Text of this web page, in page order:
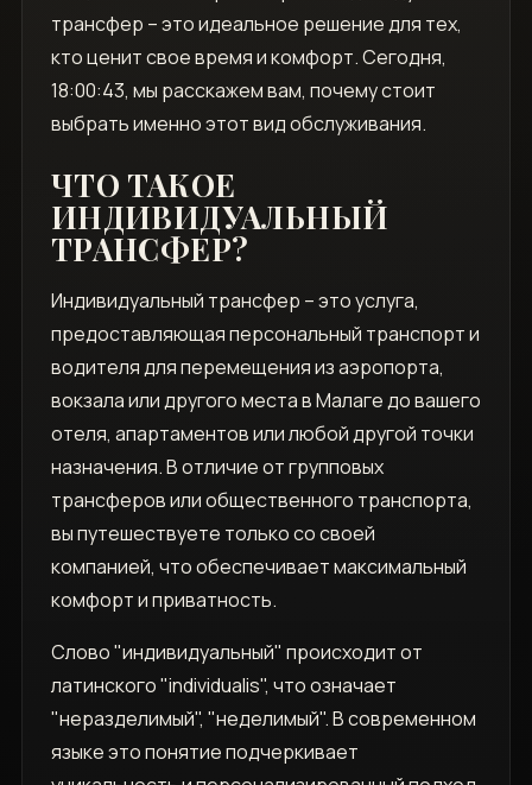
трансфер – это идеальное решение для тех,
кто ценит свое время и комфорт. Сегодня,
18:00:43, мы расскажем вам, почему стоит
выбрать именно этот вид обслуживания.
ЧТО ТАКОЕ
ИНДИВИДУАЛЬНЫЙ
ТРАНСФЕР?
Индивидуальный трансфер – это услуга,
предоставляющая персональный транспорт и
водителя для перемещения из аэропорта,
вокзала или другого места в Малаге до вашего
отеля, апартаментов или любой другой точки
назначения. В отличие от групповых
трансферов или общественного транспорта,
вы путешествуете только со своей
компанией, что обеспечивает максимальный
комфорт и приватность.
Слово "индивидуальный" происходит от
латинского "individualis", что означает
"неразделимый", "неделимый". В современном
языке это понятие подчеркивает